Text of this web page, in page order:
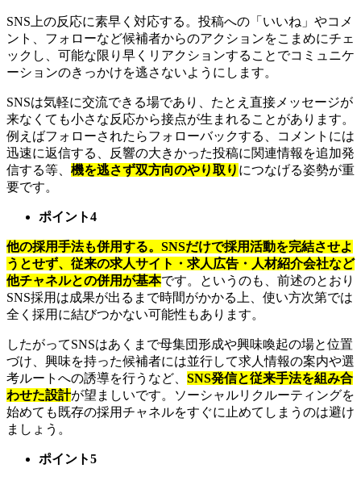
SNS上の反応に素早く対応する。投稿への「いいね」やコメ
ント、フォローなど候補者からのアクションをこまめにチェ
ックし、可能な限り早くリアクションすることでコミュニケ
ーションのきっかけを逃さないようにします。
SNSは気軽に交流できる場であり、たとえ直接メッセージが
来なくても小さな反応から接点が生まれることがあります。
例えばフォローされたらフォローバックする、コメントには
迅速に返信する、反響の大きかった投稿に関連情報を追加発
信する等、 機を逃さず双方向のやり取り につなげる姿勢が重
要です。
ポイント4
他の採用手法も併用する。SNSだけで採用活動を完結させよ
うとせず、従来の求人サイト・求人広告・人材紹介会社など
他チャネルとの併用が基本です。というのも、前述のとおり
SNS採用は成果が出るまで時間がかかる上、使い方次第では
全く採用に結びつかない可能性もあります。
したがってSNSはあくまで母集団形成や興味喚起の場と位置
づけ、興味を持った候補者には並行して求人情報の案内や選
考ルートへの誘導を行うなど、 SNS発信と従来手法を組み合
わせた設計が望ましいです。ソーシャルリクルーティングを
始めても既存の採用チャネルをすぐに止めてしまうのは避け
ましょう。
ポイント5